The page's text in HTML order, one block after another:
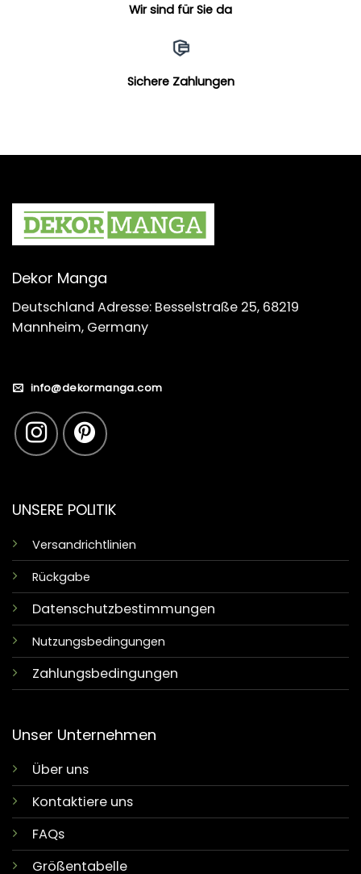
Wir sind für Sie da
Sichere Zahlungen
Dekor Manga
Deutschland Adresse: Besselstraße 25, 68219
Mannheim, Germany
info@dekormanga.com
UNSERE POLITIK
Versandrichtlinien
Rückgabe
Datenschutzbestimmungen
Nutzungsbedingungen
Zahlungsbedingungen
Unser Unternehmen
Über uns
Kontaktiere uns
FAQs
Größentabelle